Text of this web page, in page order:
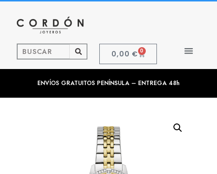
0,00 € 0
ENVÍOS GRATUITOS PENÍNSULA – ENTREGA 48h